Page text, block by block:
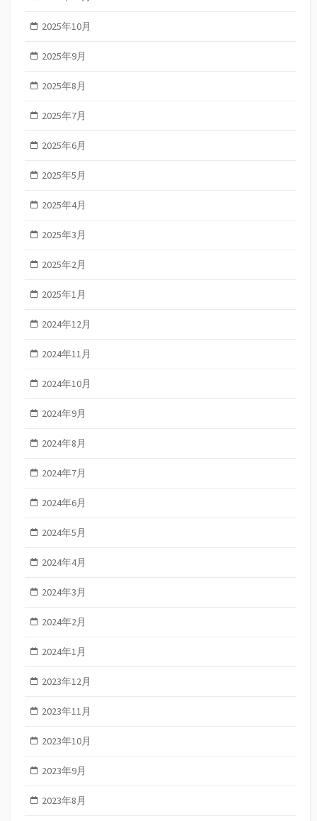
2025年10月
2025年9月
2025年8月
2025年7月
2025年6月
2025年5月
2025年4月
2025年3月
2025年2月
2025年1月
2024年12月
2024年11月
2024年10月
2024年9月
2024年8月
2024年7月
2024年6月
2024年5月
2024年4月
2024年3月
2024年2月
2024年1月
2023年12月
2023年11月
2023年10月
2023年9月
2023年8月